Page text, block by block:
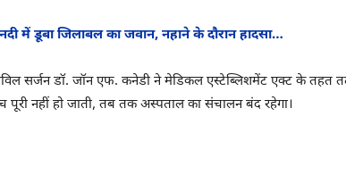
में डूबा जिलाबल का जवान, नहाने के दौरान हादसा…
सर्जन डॉ. जॉन एफ. कनेडी ने मेडिकल एस्टेब्लिशमेंट एक्ट के तहत
पूरी नहीं हो जाती, तब तक अस्पताल का संचालन बंद रहेगा।